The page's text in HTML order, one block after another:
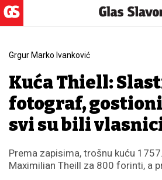
Grgur Marko Ivanković
Kuća Thiell:
fotograf,
svi su bili
Prema zapisima, trošnu kuću
Maximilian Theill za 800 forinti, a